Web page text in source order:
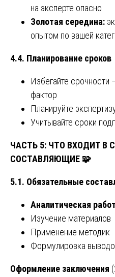
на эксперте опасно
Золотая середина:
опытом по вашей
4.4. Планирование сроков
Избегайте
фактор
Планируйте
Учитывайте сроки
ЧАСТЬ 5: ЧТО ВХОДИТ В
СОСТАВЛЯЮЩИЕ 🧩
5.1. Обязательные
Аналитическая
Изучение материалов
Применение методик
Формулировка
Оформление заключения